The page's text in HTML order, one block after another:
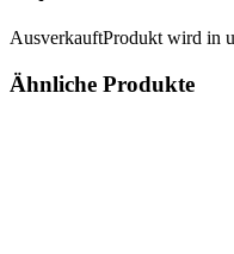
AusverkauftProdukt wird in
Ähnliche Produkte